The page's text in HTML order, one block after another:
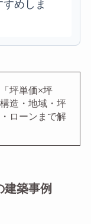
めしま
坪単価×坪
造・地域・坪
ローンまで解
建築事例